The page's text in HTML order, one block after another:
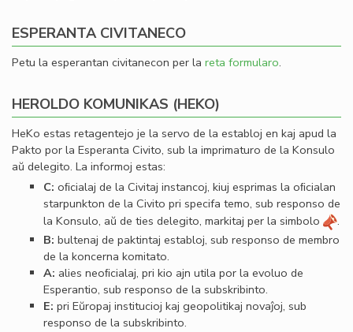
ESPERANTA CIVITANECO
Petu la esperantan civitanecon per la reta formularo.
HEROLDO KOMUNIKAS (HEKO)
HeKo estas retagentejo je la servo de la establoj en kaj apud la
Pakto por la Esperanta Civito, sub la imprimaturo de la Konsulo
aŭ delegito. La informoj estas:
C: oﬁcialaj de la Civitaj instancoj, kiuj esprimas la oﬁcialan
starpunkton de la Civito pri specifa temo, sub responso de
la Konsulo, aŭ de ties delegito, markitaj per la simbolo
.
B: bultenaj de paktintaj establoj, sub responso de membro
de la koncerna komitato.
A: alies neoﬁcialaj, pri kio ajn utila por la evoluo de
Esperantio, sub responso de la subskribinto.
E: pri Eŭropaj institucioj kaj geopolitikaj novaĵoj, sub
responso de la subskribinto.